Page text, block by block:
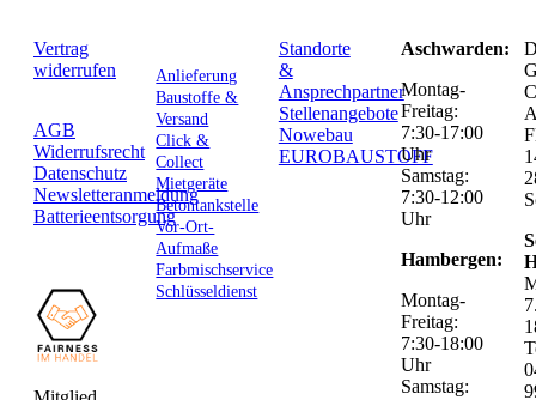
Vertrag
widerrufen
AGB
Widerrufsrecht
Datenschutz
Newsletteranmeldung
Batterieentsorgung
Anlieferung
Baustoffe &
Versand
Click &
Collect
Mietgeräte
Betontankstelle
Vor-Ort-
Aufmaße
Farbmischservice
Schlüsseldienst
Standorte
&
Ansprechpartner
Stellenangebote
Nowebau
EUROBAUSTOFF
Aschwarden:
Montag-
Freitag:
7:30-17:00
Uhr
Samstag:
7:30-12:00
Uhr
Hambergen:
Montag-
Freitag:
7:30-18:00
Uhr
Samstag: